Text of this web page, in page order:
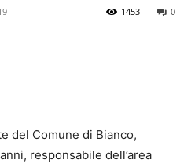
0
1453
del Comune di Bianco,
responsabile dell’area